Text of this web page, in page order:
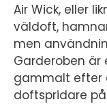
Air Wick, eller
väldoft,
men
Garderoben
gammalt efter
doftspridare